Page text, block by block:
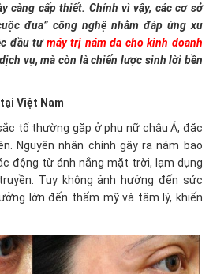
càng cấp thiết. Chính vì vậy, các cơ sở
đua” công nghệ nhằm đáp ứng xu
đầu tưmáy trị nám da cho kinh doanh
vụ, mà còn là chiến lược sinh lời bền
Việt Nam
tố thường gặp ở phụ nữ châu Á, đặc
Nguyên nhân chính gây ra nám bao
động từ ánh nắng mặt trời, lạm dụng
Tuy không ảnh hưởng đến sức
lớn đến thẩm mỹ và tâm lý, khiến